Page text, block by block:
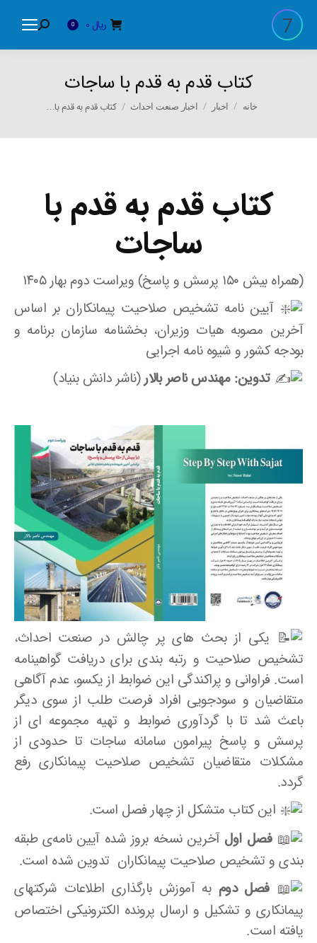
ریال 0
Search:
کتاب قدم به قدم با ساجات
You are here:
خانه اخبار اخبار صنعت احداث کتاب قدم به قدم با…
کتاب قدم به قدم با
ساجات
(همراه بیش ۱۵۰ پرسش و پاسخ) ویراست دوم بهار ۱۴۰۵
آیین نامه تشخیص صلاحیت پیمانکاران بر اساس
آخرین مصوبه هیات وزیران، بخشنامه سازمان برنامه و
بودجه کشور و شیوه نامه اجرایی
تدوین: مهندس ناصر بالار(ناشر دانش بنیاد)
یکی از بحث های پر چالش در صنعت احداث،
تشخیص صلاحیت و رتبه بندی برای دریافت گواهینامه
است. فراوانی و پراکندگی این ضوابط از یکسو، عدم آگاهی
متقاضیان و سودجویی افراد فرصت طلب از سوی دیگر
باعث شد تا با گردآوری ضوابط و تهیه مجموعه ای از
پرسش و پاسخ پیرامون سامانه ساجات تا حدودی از
مشکلات متقاضیان تشخیص صلاحیت پیمانکاری رفع
گردد.
این کتاب متشکل از چهار فصل است.
فصل اول آخرین نسخه بروز شده آیین نامه‌ی طبقه
بندی و تشخیص صلاحیت پیمانکاران تدوین شده است.
فصل دوم به آموزش بارگذاری اطلاعات شرکتهای
پیمانکاری و تشکیل و ارسال پرونده الکترونیکی اختصاص
یافته است.